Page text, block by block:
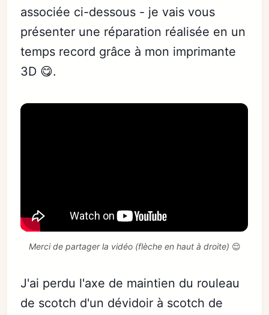
associée ci-dessous - je vais vous
présenter une réparation réalisée en un
temps record grâce à mon imprimante
3D 😋.
Merci de partager la vidéo (flèche en haut à droite) 😌
J'ai perdu l'axe de maintien du rouleau
de scotch d'un dévidoir à scotch de